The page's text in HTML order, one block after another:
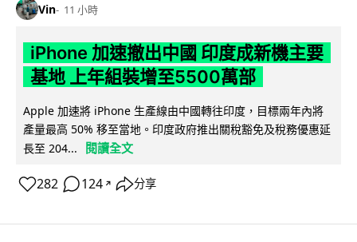
Vin 11 小時
iPhone 加速撤出中國 印度成新機主要
基地 上年組裝增至5500萬部
Apple 加速將 iPhone 生產線由中國轉往印度，目標兩年內將
產量最高 50% 移至當地。印度政府推出關稅豁免及稅務優惠延
長至 204...
閱讀全文
282 124 ↗ 分享